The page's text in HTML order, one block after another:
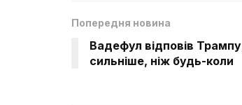
Попередня новина
Вадефул відповів
сильніше, ніж будь-коли